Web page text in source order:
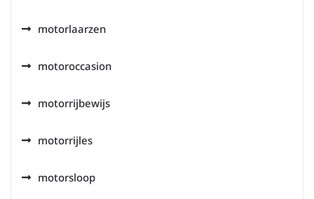
motorlaarzen
motoroccasion
motorrijbewijs
motorrijles
motorsloop